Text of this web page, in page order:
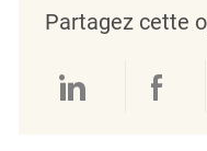
Partagez cette
Partager